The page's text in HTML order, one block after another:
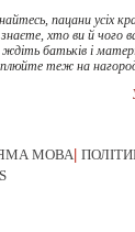
пацани усіх
хто ви й чого
батьків і
теж на
МОВА